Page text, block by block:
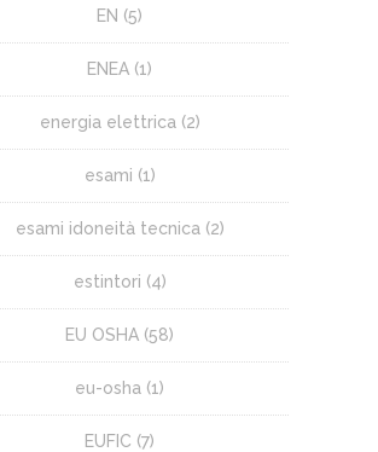
EN (5)
ENEA (1)
energia elettrica (2)
esami (1)
esami idoneità tecnica (2)
estintori (4)
EU OSHA (58)
eu-osha (1)
EUFIC (7)